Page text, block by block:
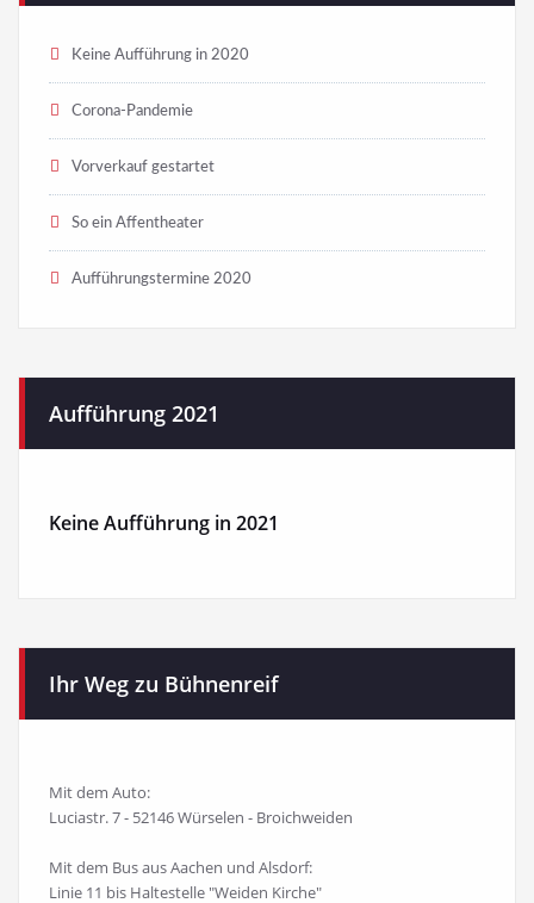
Keine Aufführung in 2020
Corona-Pandemie
Vorverkauf gestartet
So ein Affentheater
Aufführungstermine 2020
Aufführung 2021
Keine Aufführung in 2021
Ihr Weg zu Bühnenreif
Mit dem Auto:
Luciastr. 7 - 52146 Würselen - Broichweiden
Mit dem Bus aus Aachen und Alsdorf:
Linie 11 bis Haltestelle "Weiden Kirche"